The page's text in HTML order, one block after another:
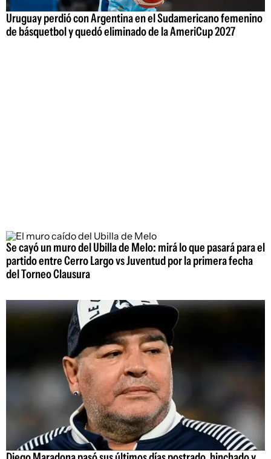
Uruguay perdió con Argentina en el Sudamericano femenino
de básquetbol y quedó eliminado de la AmeriCup 2027
Se cayó un muro del Ubilla de Melo: mirá lo que pasará para el
partido entre Cerro Largo vs Juventud por la primera fecha
del Torneo Clausura